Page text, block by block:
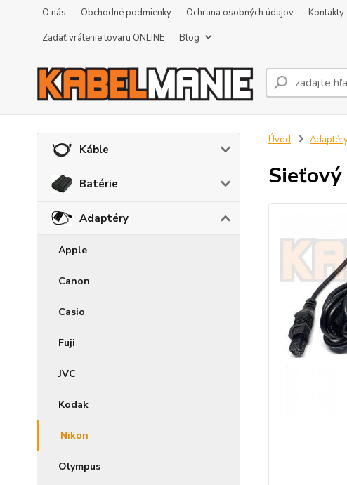
O nás Obchodné podmienky Ochrana osobných údajov Kontakty
Zadať vrátenie tovaru ONLINE
Blog
Káble
Batérie
Adaptéry
Apple
Canon
Casio
Fuji
JVC
Kodak
Nikon
Olympus
Úvod